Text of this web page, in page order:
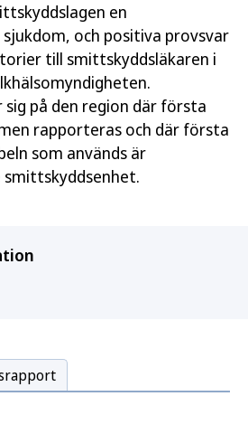
en
sjukdom, och positiva provsvar
till smittskyddsläkaren i
på den region där första
rapporteras och där första
som används är